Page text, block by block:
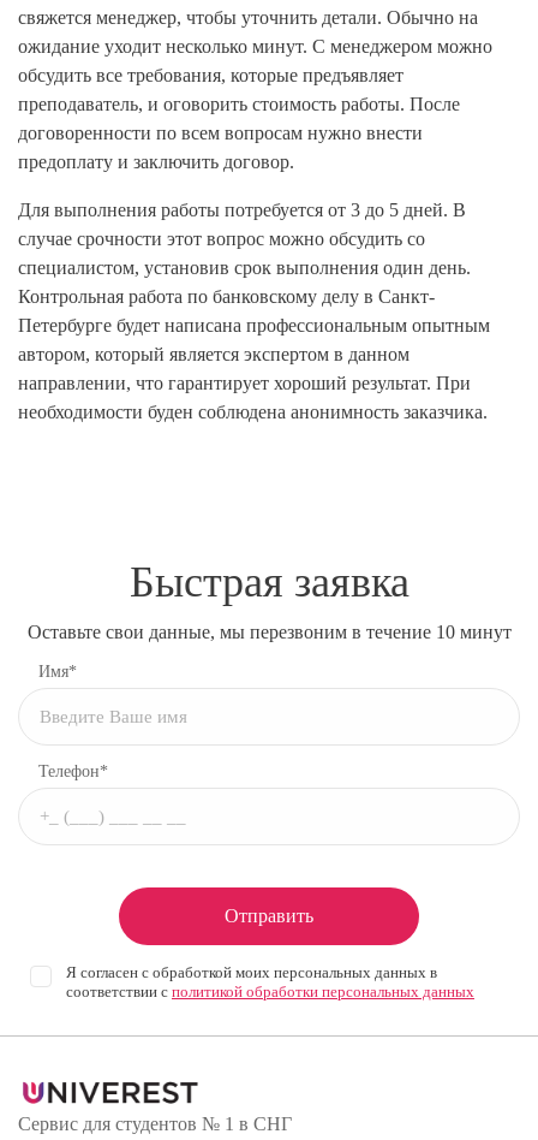
свяжется менеджер, чтобы уточнить детали. Обычно на
ожидание уходит несколько минут. С менеджером можно
обсудить все требования, которые предъявляет
преподаватель, и оговорить стоимость работы. После
договоренности по всем вопросам нужно внести
предоплату и заключить договор.
Для выполнения работы потребуется от 3 до 5 дней. В
случае срочности этот вопрос можно обсудить со
специалистом, установив срок выполнения один день.
Контрольная работа по банковскому делу в Санкт-
Петербурге будет написана профессиональным опытным
автором, который является экспертом в данном
направлении, что гарантирует хороший результат. При
необходимости буден соблюдена анонимность заказчика.
Быстрая заявка
Оставьте свои данные, мы перезвоним в течение 10 минут
Имя*
Телефон*
Отправить
Я согласен с обработкой моих персональных данных в
соответствии с политикой обработки персональных данных
Сервис для студентов № 1 в СНГ